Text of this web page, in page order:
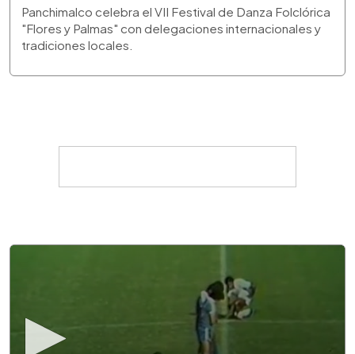
Panchimalco celebra el VII Festival de Danza Folclórica
"Flores y Palmas" con delegaciones internacionales y
tradiciones locales.